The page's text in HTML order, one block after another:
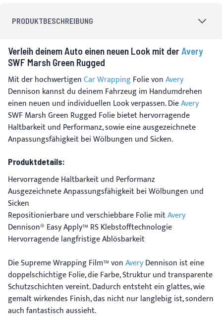
PRODUKTBESCHREIBUNG
Verleih deinem Auto einen neuen Look mit derAvery
SWF Marsh Green Rugged
Mit der hochwertigenCar WrappingFolie vonAvery
Dennison kannst du deinem Fahrzeug im Handumdrehen
einen neuen und individuellen Look verpassen. DieAvery
SWF Marsh Green Rugged Folie bietet hervorragende
Haltbarkeit und Performanz, sowie eine ausgezeichnete
Anpassungsfähigkeit bei Wölbungen und Sicken.
Produktdetails:
Hervorragende Haltbarkeit und Performanz
Ausgezeichnete Anpassungsfähigkeit bei Wölbungen und
Sicken
Repositionierbare und verschiebbare Folie mitAvery
Dennison® Easy Apply™ RS Klebstofftechnologie
Hervorragende langfristige Ablösbarkeit
Die Supreme Wrapping Film™ vonAveryDennison ist eine
doppelschichtige Folie, die Farbe, Struktur und transparente
Schutzschichten vereint. Dadurch entsteht ein glattes, wie
gemalt wirkendes Finish, das nicht nur langlebig ist, sondern
auch fantastisch aussieht.